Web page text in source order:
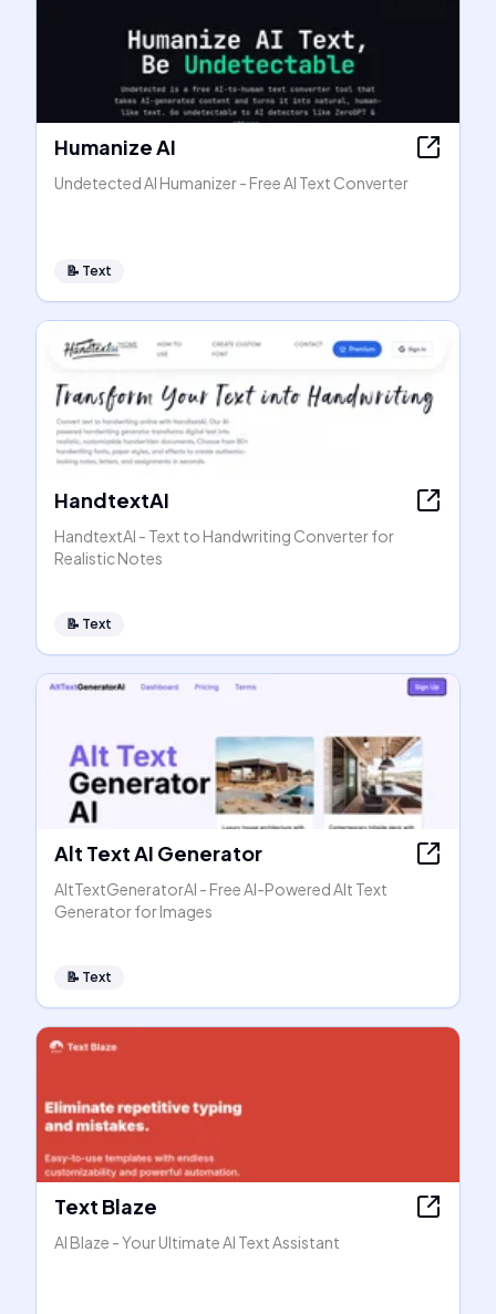
Humanize AI
Undetected AI Humanizer - Free AI Text Converter
📝 Text
HandtextAI
HandtextAI - Text to Handwriting Converter for
Realistic Notes
📝 Text
Alt Text AI Generator
AltTextGeneratorAI - Free AI-Powered Alt Text
Generator for Images
📝 Text
Text Blaze
AI Blaze - Your Ultimate AI Text Assistant